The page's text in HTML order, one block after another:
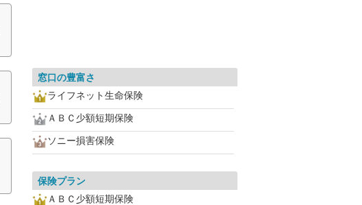
窓口の豊富さ
ライフネット生命保険
ＡＢＣ少額短期保険
ソニー損害保険
保険プラン
ＡＢＣ少額短期保険